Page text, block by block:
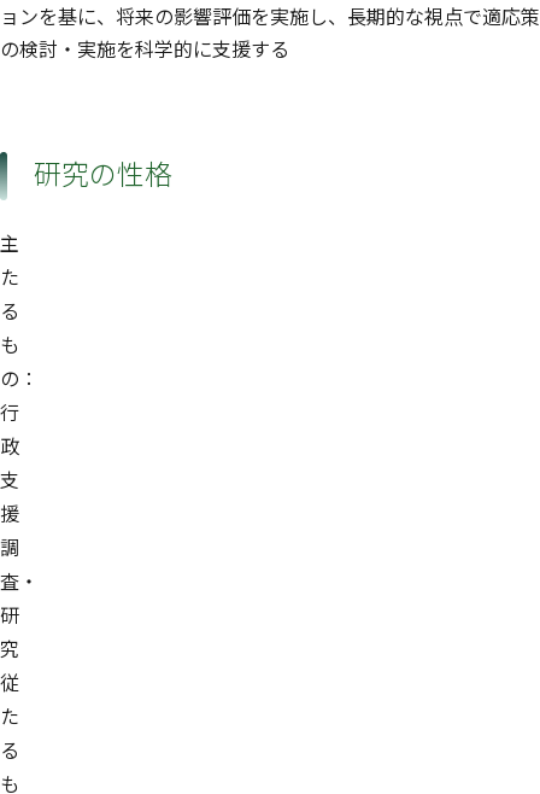
ョンを基に、将来の影響評価を実施し、長期的な視点で適応策
の検討・実施を科学的に支援する
研究の性格
主
た
る
も
の：
行
政
支
援
調
査・
研
究
従
た
る
も